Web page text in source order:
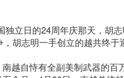
立日的24周年庆那天，胡
胡志明一手创立的越共终
越自恃有全副美制武器的